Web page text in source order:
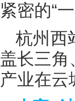
紧密的“
杭州西
盖长三角
产业在云